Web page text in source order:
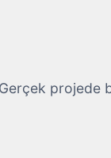
projede